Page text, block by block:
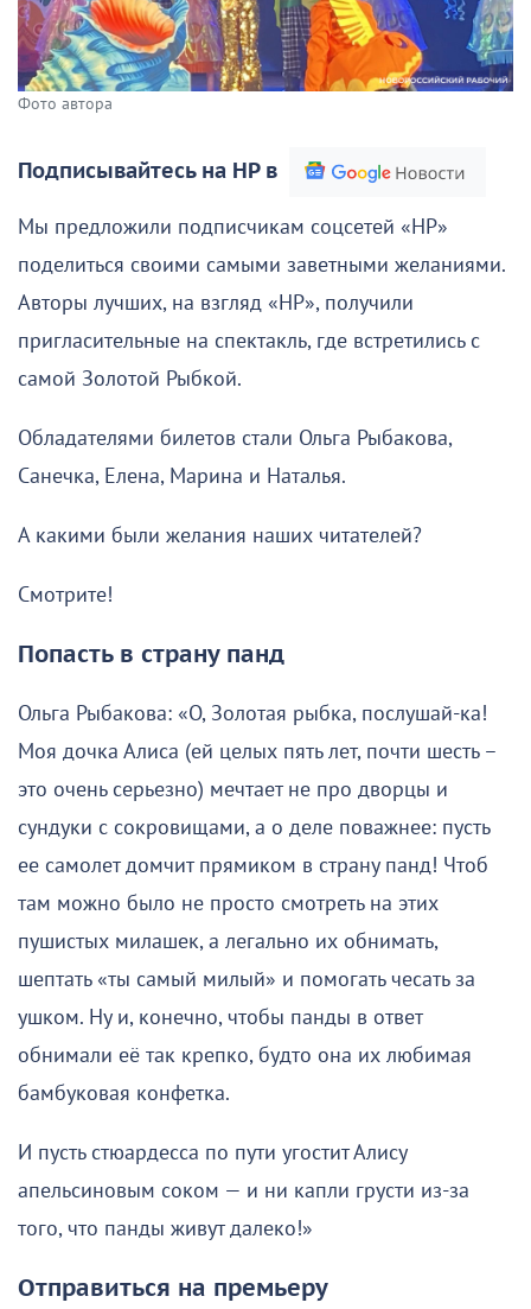
Фото автора
Подписывайтесь на НР в
Мы предложили подписчикам соцсетей «НР»
поделиться своими самыми заветными желаниями.
Авторы лучших, на взгляд «НР», получили
пригласительные на спектакль, где встретились с
самой Золотой Рыбкой.
Обладателями билетов стали Ольга Рыбакова,
Санечка, Елена, Марина и Наталья.
А какими были желания наших читателей?
Смотрите!
Попасть в страну панд
Ольга Рыбакова: «О, Золотая рыбка, послушай-ка!
Моя дочка Алиса (ей целых пять лет, почти шесть –
это очень серьезно) мечтает не про дворцы и
сундуки с сокровищами, а о деле поважнее: пусть
ее самолет домчит прямиком в страну панд! Чтоб
там можно было не просто смотреть на этих
пушистых милашек, а легально их обнимать,
шептать «ты самый милый» и помогать чесать за
ушком. Ну и, конечно, чтобы панды в ответ
обнимали её так крепко, будто она их любимая
бамбуковая конфетка.
И пусть стюардесса по пути угостит Алису
апельсиновым соком — и ни капли грусти из-за
того, что панды живут далеко!»
Отправиться на премьеру